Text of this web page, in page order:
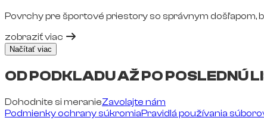
Povrchy pre športové priestory so správnym došľapom,
zobraziť viac
Načítať viac
OD PODKLADU AŽ PO POSLEDNÚ
Dohodnite si meranieZavolajte nám
Podmienky ochrany súkromiaPravidlá používania